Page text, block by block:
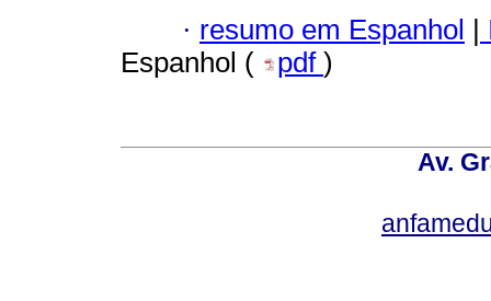
· resumo em Espanhol |
Espanhol (
pdf )
Av.